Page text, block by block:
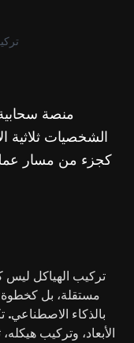
منصة
الشخصيات ثلاثية
كجزء من مسار
مستقلة، بل
بالذكاء
الأبعاد، وتركيب